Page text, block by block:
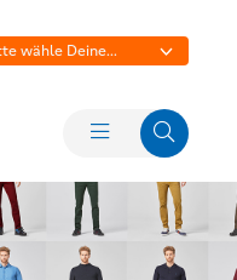
wähle Deine